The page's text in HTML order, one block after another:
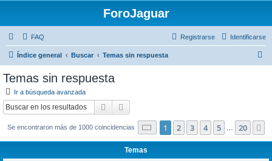
ForoJaguar
FAQ Identificarse
Registrarse
Índice general Buscar Temas sin respuesta
Temas sin respuesta
Ir a búsqueda avanzada
Buscar
Se encontraron más de 1000 coincidencias Página de 20
1 2 3 4 5 20
Temas